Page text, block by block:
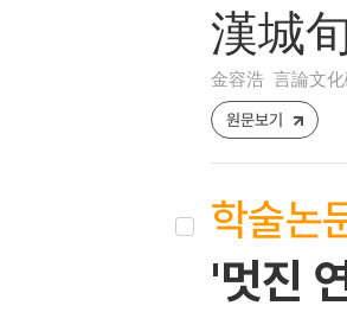
漢城
金容浩 言論文
원문보기
학술논
'멋진